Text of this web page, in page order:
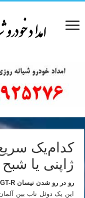
کدام‌یک
ژاپنی یا
رو در رو شدن نیسان GT-R و مرسدس-ای ام جی GT R